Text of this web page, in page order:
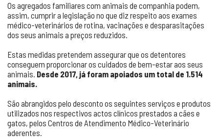
Os agregados familiares com animais de companhia podem,
assim, cumprir a legislação no que diz respeito aos exames
médico-veterinários de rotina, vacinações e desparasitações
dos seus animais a preços reduzidos.
Estas medidas pretendem assegurar que os detentores
conseguem proporcionar os cuidados de bem-estar aos seus
animais. Desde 2017, já foram apoiados um total de 1.514
animais.
São abrangidos pelo desconto os seguintes serviços e produtos
utilizados nos respectivos actos clínicos prestados a cães e
gatos, pelos Centros de Atendimento Médico-Veterinário
aderentes.